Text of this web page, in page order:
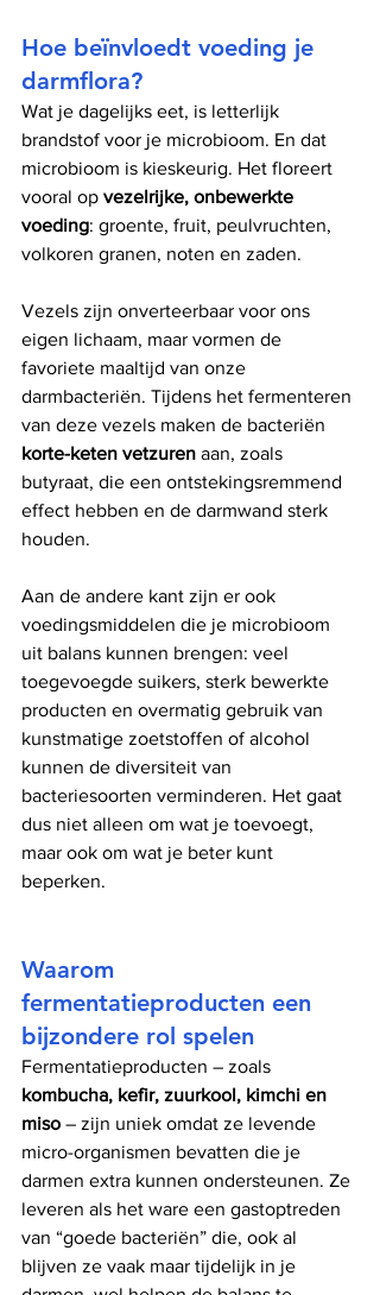
Hoe beïnvloedt voeding je
darmflora?
Wat je dagelijks eet, is letterlijk
brandstof voor je microbioom. En dat
microbioom is kieskeurig. Het floreert
vooral op vezelrijke, onbewerkte
voeding: groente, fruit, peulvruchten,
volkoren granen, noten en zaden.
Vezels zijn onverteerbaar voor ons
eigen lichaam, maar vormen de
favoriete maaltijd van onze
darmbacteriën. Tijdens het fermenteren
van deze vezels maken de bacteriën
korte-keten vetzuren aan, zoals
butyraat, die een ontstekingsremmend
effect hebben en de darmwand sterk
houden.
Aan de andere kant zijn er ook
voedingsmiddelen die je microbioom
uit balans kunnen brengen: veel
toegevoegde suikers, sterk bewerkte
producten en overmatig gebruik van
kunstmatige zoetstoffen of alcohol
kunnen de diversiteit van
bacteriesoorten verminderen. Het gaat
dus niet alleen om wat je toevoegt,
maar ook om wat je beter kunt
beperken.
Waarom
fermentatieproducten een
bijzondere rol spelen
Fermentatieproducten – zoals
kombucha, kefir, zuurkool, kimchi en
miso – zijn uniek omdat ze levende
micro-organismen bevatten die je
darmen extra kunnen ondersteunen. Ze
leveren als het ware een gastoptreden
van “goede bacteriën” die, ook al
blijven ze vaak maar tijdelijk in je